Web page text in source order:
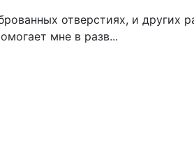
отверстиях, и
мне в разв...